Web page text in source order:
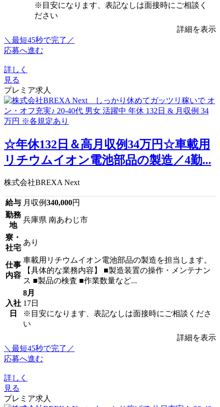
※目安になります、表記なしは面接時にご相談く
ださい
詳細を表示
＼最短45秒で完了／
応募へ進む
詳しく
見る
プレミア求人
☆年休132日＆高月収例34万円☆車載用
リチウムイオン電池部品の製造／4勤...
株式会社BREXA Next
給与 月収例340,000円
勤務
地
兵庫県 南あわじ市
寮・
社宅
あり
仕事
内容
車載用リチウムイオン電池部品の製造を担当します。
【具体的な業務内容】 ■製造装置の操作・メンテナン
ス ■製品の検査 ■作業数量など...
入社
日
8月
17日
※目安になります、表記なしは面接時にご相談くださ
い
詳細を表示
＼最短45秒で完了／
応募へ進む
詳しく
見る
プレミア求人